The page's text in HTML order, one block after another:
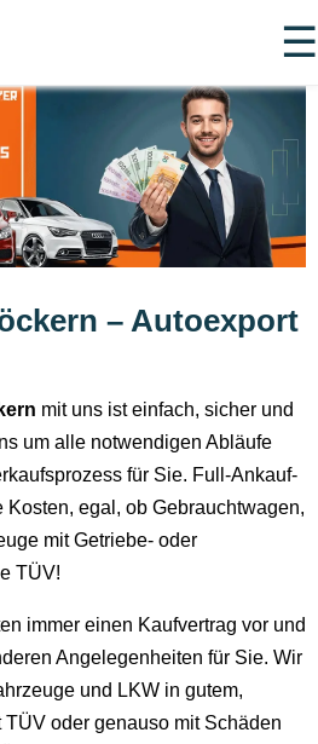
☰
– Autoexport
mit uns ist einfach, sicher und
um alle notwendigen Abläufe
für Sie. Full-Ankauf-
egal, ob Gebrauchtwagen,
mit Getriebe- oder
TÜV!
immer einen Kaufvertrag vor und
Angelegenheiten für Sie. Wir
und LKW in gutem,
oder genauso mit Schäden